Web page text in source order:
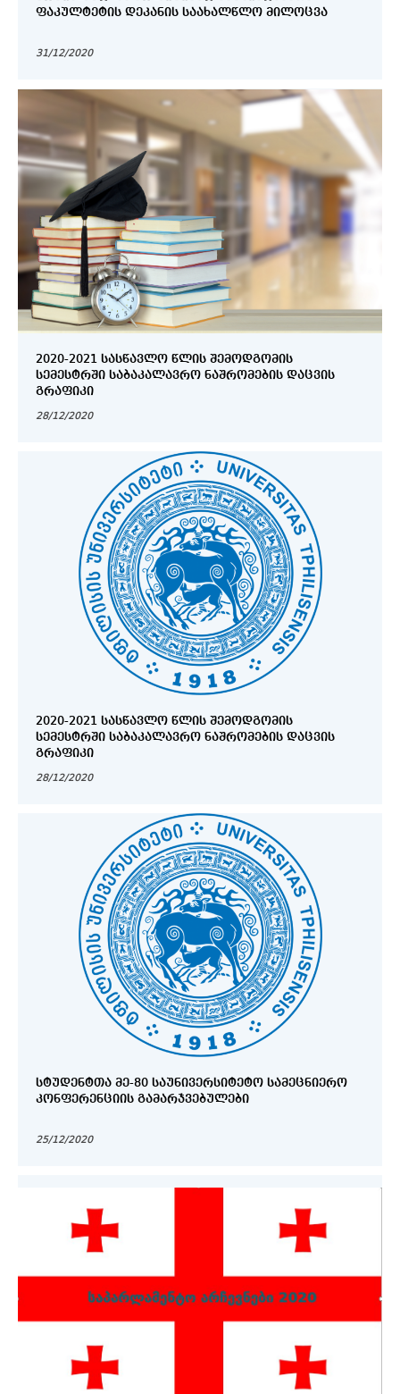
ᲤᲐᲙᲣᲚᲢᲔᲢᲘᲡ ᲓᲔᲙᲐᲜᲘᲡ ᲡᲐᲐᲮᲐᲚᲬᲚᲝ ᲛᲘᲚᲝᲪᲕᲐ
31/12/2020
2020-2021 ᲡᲐᲡᲬᲐᲕᲚᲝ ᲬᲚᲘᲡ ᲨᲔᲛᲝᲓᲒᲝᲛᲘᲡ
ᲡᲔᲛᲔᲡᲢᲠᲨᲘ ᲡᲐᲑᲐᲙᲐᲚᲐᲕᲠᲝ ᲜᲐᲨᲠᲝᲛᲔᲑᲘᲡ ᲓᲐᲪᲕᲘᲡ
ᲒᲠᲐᲤᲘᲙᲘ
28/12/2020
2020-2021 ᲡᲐᲡᲬᲐᲕᲚᲝ ᲬᲚᲘᲡ ᲨᲔᲛᲝᲓᲒᲝᲛᲘᲡ
ᲡᲔᲛᲔᲡᲢᲠᲨᲘ ᲡᲐᲑᲐᲙᲐᲚᲐᲕᲠᲝ ᲜᲐᲨᲠᲝᲛᲔᲑᲘᲡ ᲓᲐᲪᲕᲘᲡ
ᲒᲠᲐᲤᲘᲙᲘ
28/12/2020
ᲡᲢᲣᲓᲔᲜᲢᲗᲐ ᲛᲔ-80 ᲡᲐᲣᲜᲘᲕᲔᲠᲡᲘᲢᲔᲢᲝ ᲡᲐᲛᲔᲪᲜᲘᲔᲠᲝ
ᲙᲝᲜᲤᲔᲠᲔᲜᲪᲘᲘᲡ ᲒᲐᲛᲐᲠᲯᲕᲔᲑᲣᲚᲔᲑᲘ
25/12/2020